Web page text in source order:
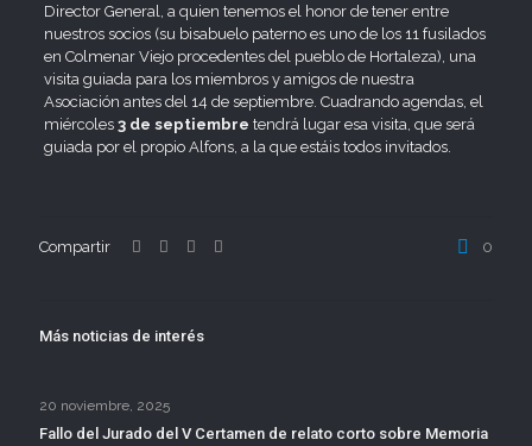
Director General, a quien tenemos el honor de tener entre
nuestros socios (su bisabuelo paterno es uno de los 11 fusilados
en Colmenar Viejo procedentes del pueblo de Hortaleza), una
visita guiada para los miembros y amigos de nuestra
Asociación antes del 14 de septiembre. Cuadrando agendas, el
miércoles 3 de septiembre tendrá lugar esa visita, que será
guiada por el propio Alfons, a la que estáis todos invitados.
Compartir 0
Más noticias de interés
20 noviembre, 2025
Fallo del Jurado del V Certamen de relato corto sobre Memoria